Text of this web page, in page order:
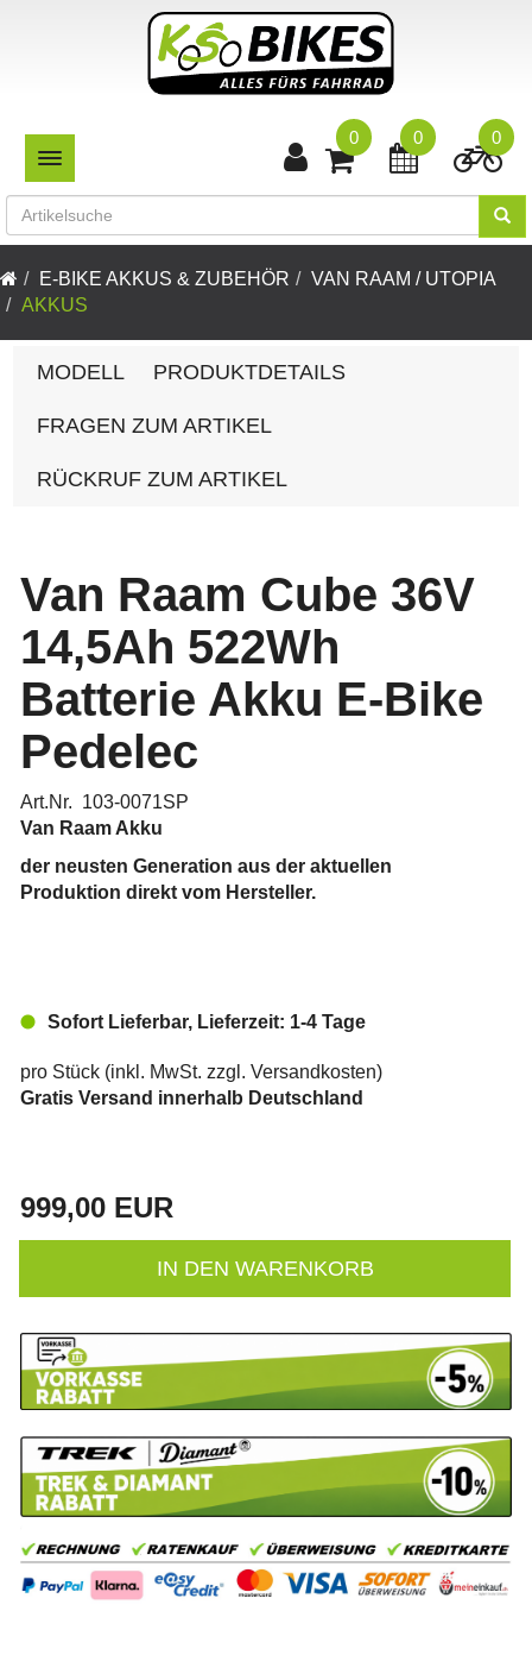
TOGGLE NAVIGATION
0
0
0
E-BIKE AKKUS & ZUBEHÖR
VAN RAAM / UTOPIA
AKKUS
MODELL PRODUKTDETAILS
FRAGEN ZUM ARTIKEL
RÜCKRUF ZUM ARTIKEL
Van Raam Cube 36V
14,5Ah 522Wh
Batterie Akku E-Bike
Pedelec
Art.Nr. 103-0071SP
Van Raam Akku
der neusten Generation aus der aktuellen
Produktion direkt vom Hersteller.
Sofort Lieferbar, Lieferzeit: 1-4 Tage
pro Stück (inkl. MwSt. zzgl. Versandkosten)
Gratis Versand innerhalb Deutschland
999,00 EUR
IN DEN WARENKORB